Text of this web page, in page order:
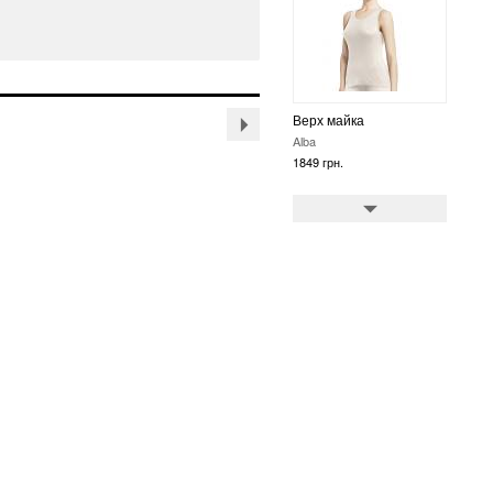
Верх майка
Alba
1849 грн.